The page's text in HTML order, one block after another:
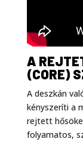
A
(CORE)
A deszkán
kényszeríti a
rejtett
folyamatos,